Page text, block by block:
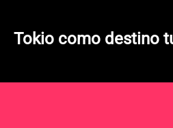
Tokio como destino